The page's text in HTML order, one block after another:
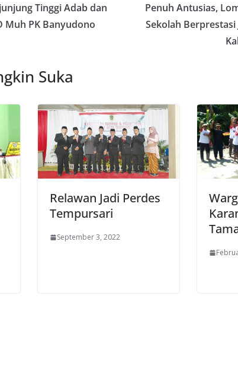
Tinggi Adab dan
Muh PK Banyudono
Penuh Antusias,
Sekolah Berprestasi
Suka
Relawan Jadi Perdes
Tempursari
September 3, 2022